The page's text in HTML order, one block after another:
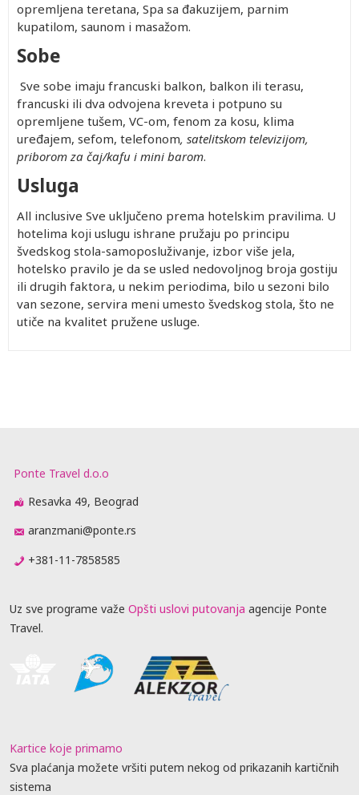
opremljena teretana, Spa sa đakuzijem, parnim
kupatilom, saunom i masažom.
Sobe
Sve sobe imaju francuski balkon, balkon ili terasu,
francuski ili dva odvojena kreveta i potpuno su
opremljene tušem, VC-om, fenom za kosu, klima
uređajem, sefom, telefonom, satelitskom televizijom,
priborom za čaj/kafu i mini barom.
Usluga
All inclusive Sve uključeno prema hotelskim pravilima. U
hotelima koji uslugu ishrane pružaju po principu
švedskog stola-samoposluživanje, izbor više jela,
hotelsko pravilo je da se usled nedovoljnog broja gostiju
ili drugih faktora, u nekim periodima, bilo u sezoni bilo
van sezone, servira meni umesto švedskog stola, što ne
utiče na kvalitet pružene usluge.
Ponte Travel d.o.o
Resavka 49, Beograd
aranzmani@ponte.rs
+381-11-7858585
Uz sve programe važe Opšti uslovi putovanja agencije Ponte
Travel.
Kartice koje primamo
Sva plaćanja možete vršiti putem nekog od prikazanih kartičnih
sistema